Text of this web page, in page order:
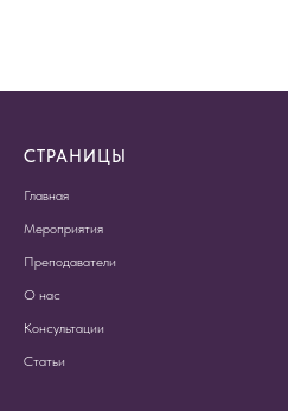
СТРАНИЦЫ
Главная
Мероприятия
Преподаватели
О нас
Консультации
Статьи